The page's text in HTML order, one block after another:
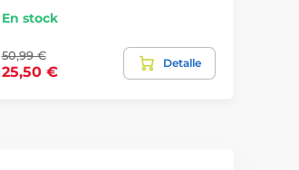
En stock
50,99 €
25,50 €
Detalle